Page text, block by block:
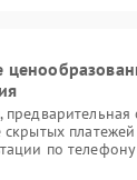
скрытых
по